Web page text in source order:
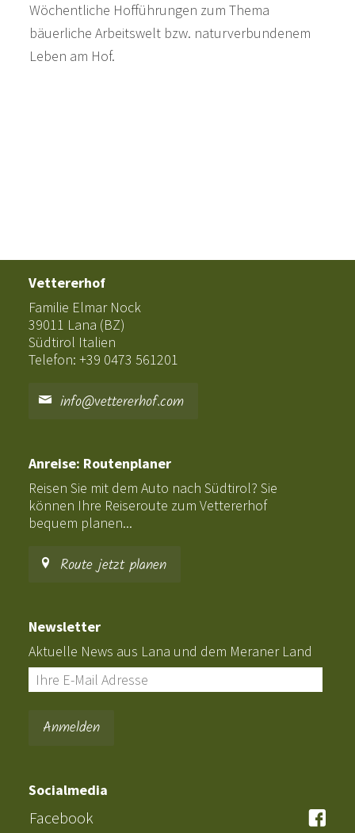
Wöchentliche Hofführungen zum Thema
bäuerliche Arbeitswelt bzw. naturverbundenem
Leben am Hof.
Vettererhof
Familie Elmar Nock
39011 Lana (BZ)
Südtirol Italien
Telefon: +39 0473 561201
info@vettererhof.com
Anreise: Routenplaner
Reisen Sie mit dem Auto nach Südtirol? Sie
können Ihre Reiseroute zum Vettererhof
bequem planen...
Route jetzt planen
Newsletter
Aktuelle News aus Lana und dem Meraner Land
Socialmedia
Facebook